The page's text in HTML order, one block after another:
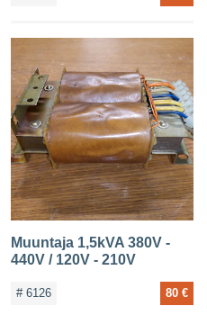
Muuntaja 1,5kVA 380V -
440V / 120V - 210V
# 6126 80 €